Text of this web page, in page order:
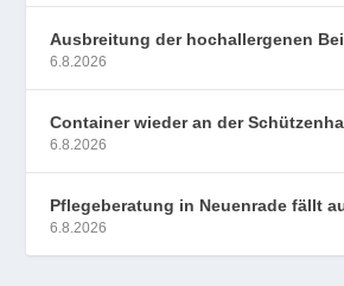
Ausbreitung der hochallergenen
6.8.2026
Container wieder an der
6.8.2026
Pflegeberatung in Neuenrade fällt
6.8.2026